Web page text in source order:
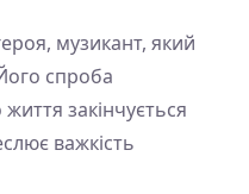
музикант, який
спроба
закінчується
важкість